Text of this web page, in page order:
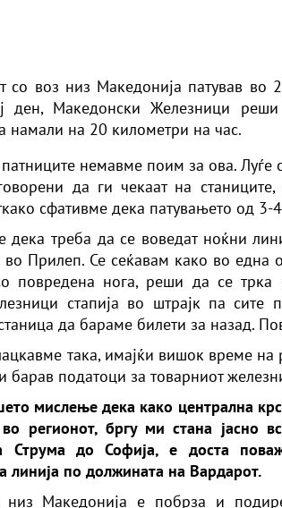
со воз низ Македонија патував во
ден, Македонски Железници
намали на 20 километри на час.
немавме поим за ова. Луѓе
да ги чекаат на
сфативме дека патувањето од 3-
дека треба да се воведат ноќни
во Прилеп. Се сеќавам како во една
повредена нога, реши да се
стапија во штрајк па сите
да бараме билети за назад.
така, имајќи вишок време на
барав податоци за товарниот
мислење дека како централна
во регионот, бргу ми стана јасно
Струма до Софија, е доста
линија по должината на Вардарот.
низ Македонија е побрза и